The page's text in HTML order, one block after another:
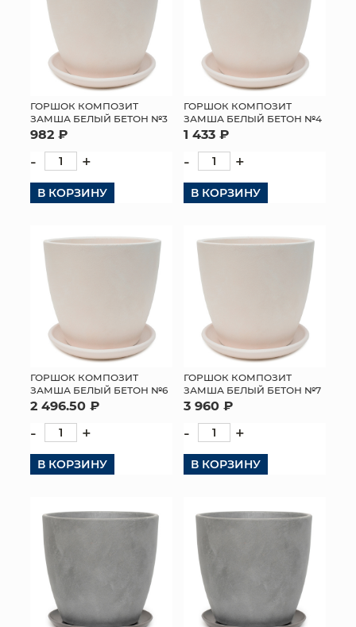
ГОРШОК КОМПОЗИТ
ЗАМША БЕЛЫЙ БЕТОН №3
982 ₽
- +
В КОРЗИНУ
ГОРШОК КОМПОЗИТ
ЗАМША БЕЛЫЙ БЕТОН №4
1 433 ₽
- +
В КОРЗИНУ
ГОРШОК КОМПОЗИТ
ЗАМША БЕЛЫЙ БЕТОН №6
2 496.50 ₽
- +
В КОРЗИНУ
ГОРШОК КОМПОЗИТ
ЗАМША БЕЛЫЙ БЕТОН №7
3 960 ₽
- +
В КОРЗИНУ